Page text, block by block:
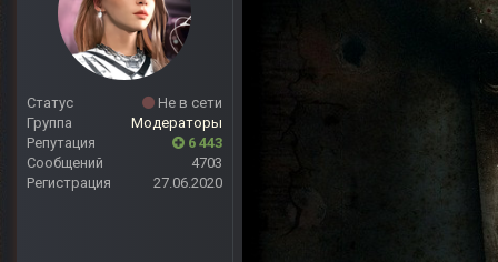
Статус
Не в сети
Группа
Модераторы
Репутация
6 443
Сообщений
4703
Регистрация
27.06.2020